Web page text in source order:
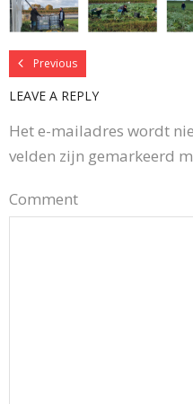
Previous
LEAVE A REPLY
Het e-mailadres wordt
velden zijn gemarkeerd
Comment